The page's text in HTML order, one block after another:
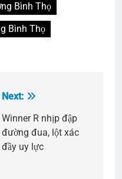
Bình Thọ
Bình Thọ
Next:
Winner R nhịp đập
đường đua, lột xác
đầy uy lực